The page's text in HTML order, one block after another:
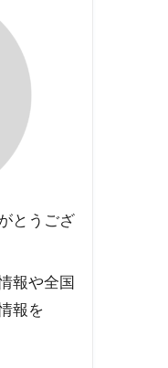
とうござ
報や全国
報を